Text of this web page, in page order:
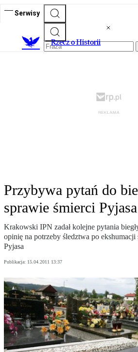
Serwisy
Rzecz o Historii
Przybywa pytań do
sprawie śmierci Pyjasa
Krakowski IPN zadał kolejne pytania
opinię na potrzeby śledztwa po ekshumacji
Pyjasa
Publikacja: 15.04.2011 13:37